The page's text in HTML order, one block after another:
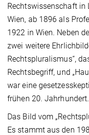
Rechtswissenschaft in
Wien, ab 1896 als
1922 in Wien. Neben
zwei weitere
Rechtspluralismus“,
Rechtsbegriff, und
war eine
frühen 20. Jahrhundert.
Das Bild vom
Es stammt aus den